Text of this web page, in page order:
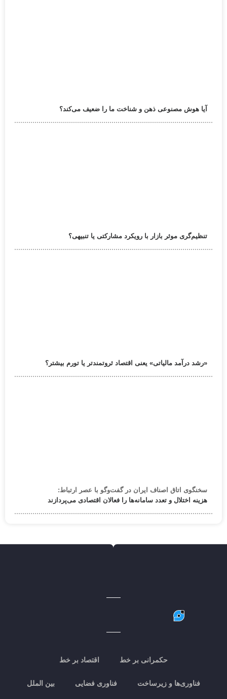
آیا هوش مصنوعی ذهن و شناخت ما را ضعیف می‌کند؟
تنظیم‌گری موثر بازار با رویکرد مشارکتی یا تنبیهی؟
«رشد درآمد مالیاتی» یعنی اقتصاد ثروتمندتر یا تورم بیشتر؟
سخنگوی اتاق اصناف ایران در گفت‌وگو با عصر ارتباط:
هزینه اختلال و تعدد سامانه‌ها را فعالان اقتصادی می‌پردازند
حکمرانی بر خط اقتصاد بر خط
فناوری‌ها و زیرساخت فناوری فضایی بین الملل